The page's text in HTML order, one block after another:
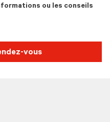
ou les conseils
vous